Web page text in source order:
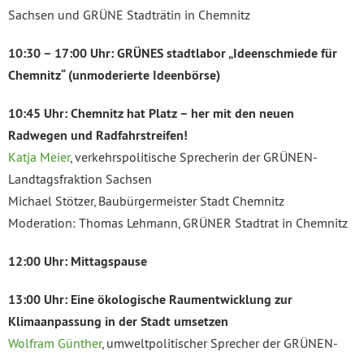
Sachsen und GRÜNE Stadträtin in Chemnitz
10:30 – 17:00 Uhr: GRÜNES stadtlabor „Ideenschmiede für
Chemnitz“ (unmoderierte Ideenbörse)
10:45 Uhr: Chemnitz hat Platz – her mit den neuen
Radwegen und Radfahrstreifen!
Katja Meier, verkehrspolitische Sprecherin der GRÜNEN-
Landtagsfraktion Sachsen
Michael Stötzer, Baubürgermeister Stadt Chemnitz
Moderation: Thomas Lehmann, GRÜNER Stadtrat in Chemnitz
12:00 Uhr: Mittagspause
13:00 Uhr: Eine ökologische Raumentwicklung zur
Klimaanpassung in der Stadt umsetzen
Wolfram Günther, umweltpolitischer Sprecher der GRÜNEN-